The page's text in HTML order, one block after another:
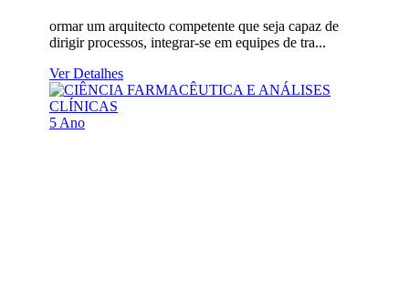
ormar um arquitecto competente que seja capaz de
dirigir processos, integrar-se em equipes de tra...
Ver Detalhes
5 Ano